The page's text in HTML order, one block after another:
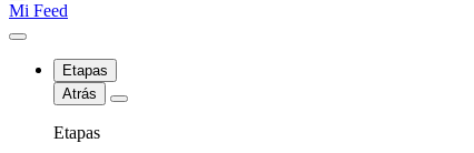
Mi Feed
Etapas
Atrás
Etapas